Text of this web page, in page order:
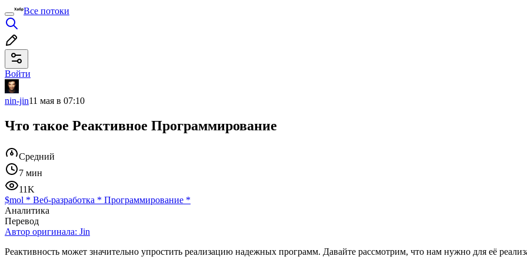
Все потоки
Войти
nin-jin11 мая в 07:10
Что такое Реактивное Программирование
Средний
7 мин
11K
$mol * Веб-разработка * Программирование *
Аналитика
Перевод
Автор оригинала: Jin
Реактивность может значительно упростить реализацию надежных программ. Давайте рассмотрим, что нам нужно для её